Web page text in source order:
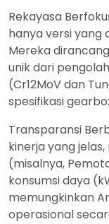
Rekayasa
hanya versi yang
Mereka
unik dari
(Cr12MoV dan
spesifikasi
Transparansi
kinerja yang
(misalnya,
konsumsi daya
memungkinkan
operasional